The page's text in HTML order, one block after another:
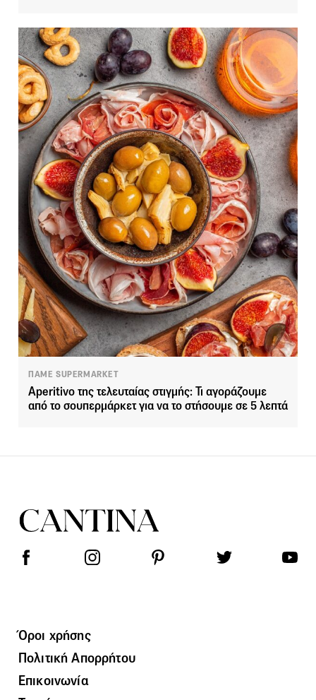
ΠΑΜΕ SUPERMARKET
Aperitivo της τελευταίας στιγμής: Τι αγοράζουμε
από το σουπερμάρκετ για να το στήσουμε σε 5 λεπτά
Όροι χρήσης
Πολιτική Απορρήτου
Επικοινωνία